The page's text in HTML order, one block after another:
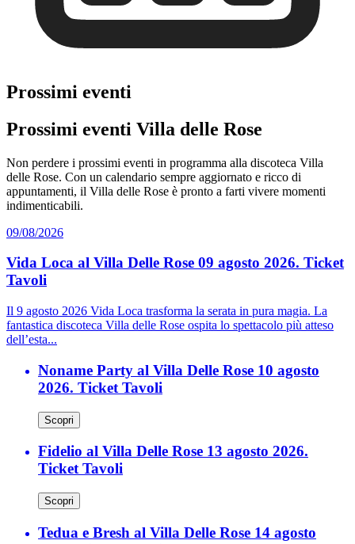
Prossimi eventi
Prossimi eventi Villa delle Rose
Non perdere i prossimi eventi in programma alla discoteca Villa
delle Rose. Con un calendario sempre aggiornato e ricco di
appuntamenti, il Villa delle Rose è pronto a farti vivere momenti
indimenticabili.
09/08/2026
Vida Loca al Villa Delle Rose 09 agosto 2026. Ticket
Tavoli
Il 9 agosto 2026 Vida Loca trasforma la serata in pura magia. La
fantastica discoteca Villa delle Rose ospita lo spettacolo più atteso
dell’esta...
Noname Party al Villa Delle Rose 10 agosto
2026. Ticket Tavoli
Scopri
Fidelio al Villa Delle Rose 13 agosto 2026.
Ticket Tavoli
Scopri
Tedua e Bresh al Villa Delle Rose 14 agosto